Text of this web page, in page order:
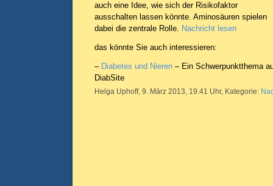
auch eine Idee, wie sich der Risikofaktor
ausschalten lassen könnte. Aminosäuren spielen
dabei die zentrale Rolle. Nachricht lesen
das könnte Sie auch interessieren:
– Diabetes und Nieren – Ein Schwerpunktthema
DiabSite
Helga Uphoff, 9. März 2013, 19.41 Uhr, Kategorie: